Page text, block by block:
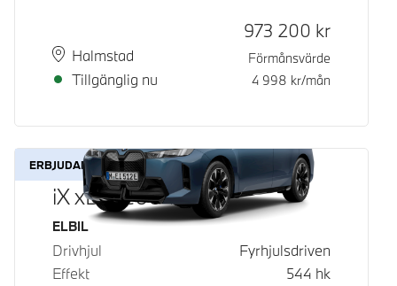
PlatsHalmstad
Leveranstid
Tillgänglig nu
Kontantpris
973 200 kr
Förmånsvärde
4 998 kr/mån
ERBJUDANDE
iX xDrive60
Bränsle
ELBIL
Drivhjul
Fyrhjulsdriven
Effekt
544 hk